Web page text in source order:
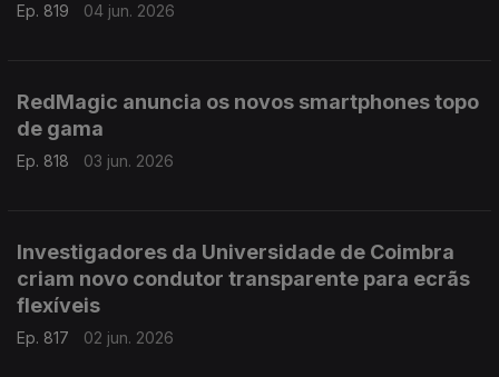
Ep. 819 04 jun. 2026
RedMagic anuncia os novos smartphones topo
de gama
Ep. 818 03 jun. 2026
Investigadores da Universidade de Coimbra
criam novo condutor transparente para ecrãs
flexíveis
Ep. 817 02 jun. 2026